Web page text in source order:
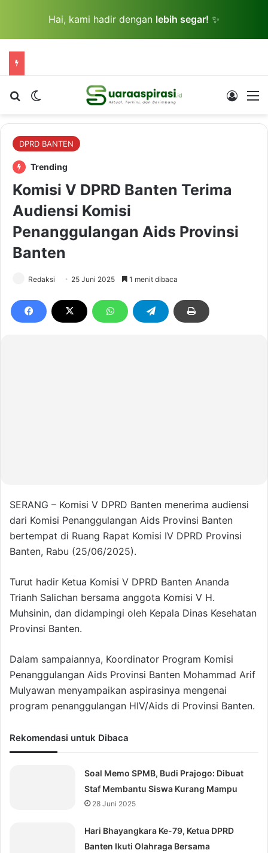
Hai, kami hadir dengan lebih segar! ✨
Cari berita...Switch skin Log In
DPRD BANTEN
Trending
Komisi V DPRD Banten Terima
Audiensi Komisi
Penanggulangan Aids Provinsi
Banten
Redaksi 25 Juni 2025 1 menit dibaca
SERANG – Komisi V DPRD Banten menerima audiensi
dari Komisi Penanggulangan Aids Provinsi Banten
bertempat di Ruang Rapat Komisi IV DPRD Provinsi
Banten, Rabu (25/06/2025).
Turut hadir Ketua Komisi V DPRD Banten Ananda
Trianh Salichan bersama anggota Komisi V H.
Muhsinin, dan didampingi oleh Kepala Dinas Kesehatan
Provinsi Banten.
Dalam sampaiannya, Koordinator Program Komisi
Penanggulangan Aids Provinsi Banten Mohammad Arif
Mulyawan menyampaikan aspirasinya mengenai
program penanggulangan HIV/Aids di Provinsi Banten.
Rekomendasi untuk Dibaca
Soal Memo SPMB, Budi Prajogo: Dibuat
Staf Membantu Siswa Kurang Mampu
28 Juni 2025
Hari Bhayangkara Ke-79, Ketua DPRD
Banten Ikuti Olahraga Bersama